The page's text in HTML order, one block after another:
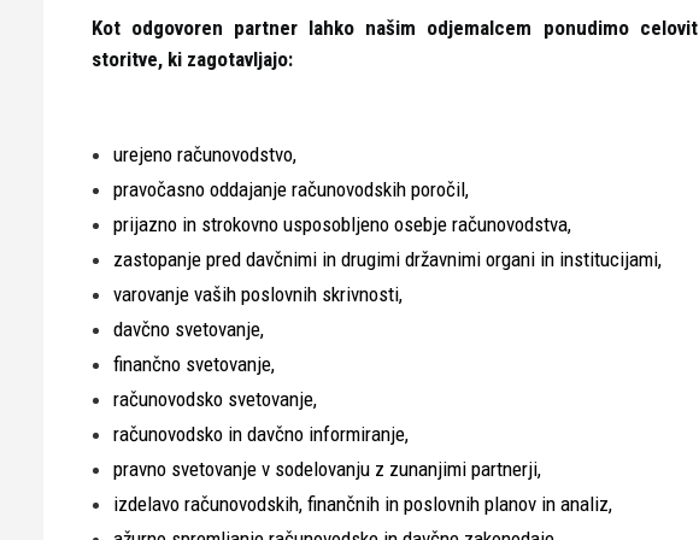
Kot odgovoren partner lahko našim odjemalcem ponudimo celovit
storitve, ki zagotavljajo:
urejeno računovodstvo,
pravočasno oddajanje računovodskih poročil,
prijazno in strokovno usposobljeno osebje računovodstva,
zastopanje pred davčnimi in drugimi državnimi organi in institucijami,
varovanje vaših poslovnih skrivnosti,
davčno svetovanje,
finančno svetovanje,
računovodsko svetovanje,
računovodsko in davčno informiranje,
pravno svetovanje v sodelovanju z zunanjimi partnerji,
izdelavo računovodskih, finančnih in poslovnih planov in analiz,